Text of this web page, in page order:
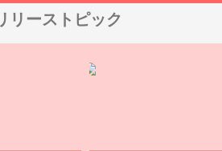
リーストピック